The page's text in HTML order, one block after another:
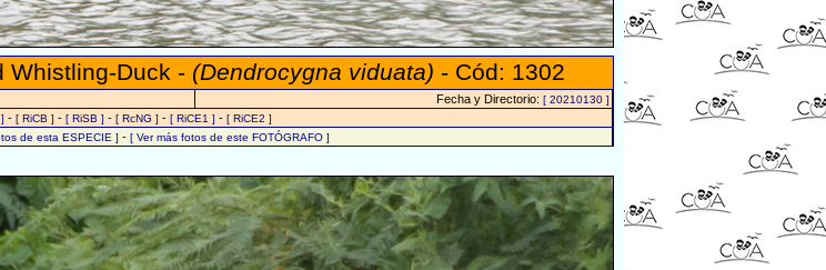
Whistling-Duck - (Dendrocygna viduata) - Cód: 1302
Fecha y Directorio: [ 20210130 ]
- [ RiCB ] - [ RiSB ] - [ RcNG ] - [ RiCE1 ] - [ RiCE2 ]
de esta ESPECIE ] - [ Ver más fotos de este FOTÓGRAFO ]